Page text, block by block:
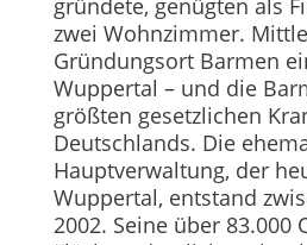
gründete, genügten als
zwei Wohnzimmer.
Gründungsort Barmen
Wuppertal – und die
größten gesetzlichen
Deutschlands. Die
Hauptverwaltung, der
Wuppertal, entstand
2002. Seine über 83.000